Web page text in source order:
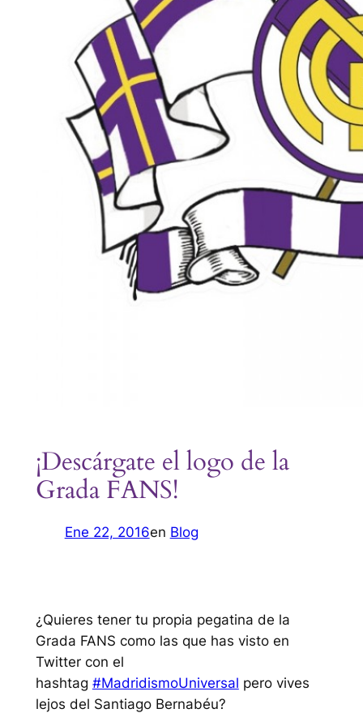
¡Descárgate el logo de la
Grada FANS!
Ene 22, 2016en Blog
¿Quieres tener tu propia pegatina de la
Grada FANS como las que has visto en
Twitter con el
hashtag #MadridismoUniversal pero vives
lejos del Santiago Bernabéu?